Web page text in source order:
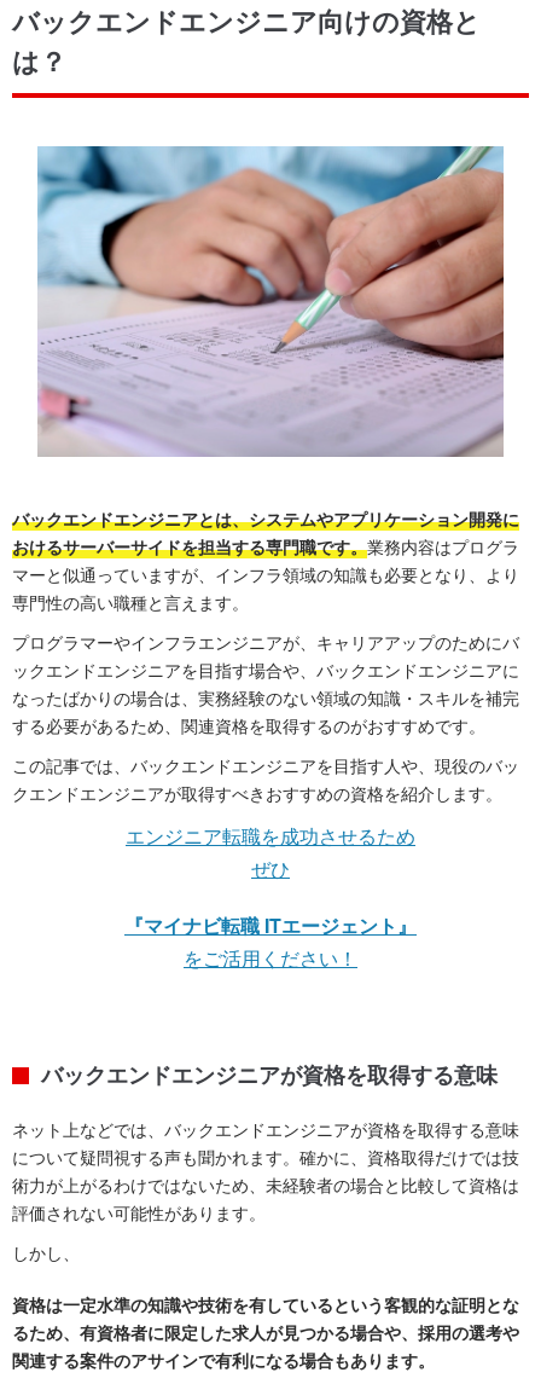
バックエンドエンジニア向けの資格と
は？
バックエンドエンジニアとは、システムやアプリケーション開発に
おけるサーバーサイドを担当する専門職です。業務内容はプログラ
マーと似通っていますが、インフラ領域の知識も必要となり、より
専門性の高い職種と言えます。
プログラマーやインフラエンジニアが、キャリアアップのためにバ
ックエンドエンジニアを目指す場合や、バックエンドエンジニアに
なったばかりの場合は、実務経験のない領域の知識・スキルを補完
する必要があるため、関連資格を取得するのがおすすめです。
この記事では、バックエンドエンジニアを目指す人や、現役のバッ
クエンドエンジニアが取得すべきおすすめの資格を紹介します。
エンジニア転職を成功させるため
ぜひ
『マイナビ転職 ITエージェント』
をご活用ください！
バックエンドエンジニアが資格を取得する意味
ネット上などでは、バックエンドエンジニアが資格を取得する意味
について疑問視する声も聞かれます。確かに、資格取得だけでは技
術力が上がるわけではないため、未経験者の場合と比較して資格は
評価されない可能性があります。
しかし、
資格は一定水準の知識や技術を有しているという客観的な証明とな
るため、有資格者に限定した求人が見つかる場合や、採用の選考や
関連する案件のアサインで有利になる場合もあります。